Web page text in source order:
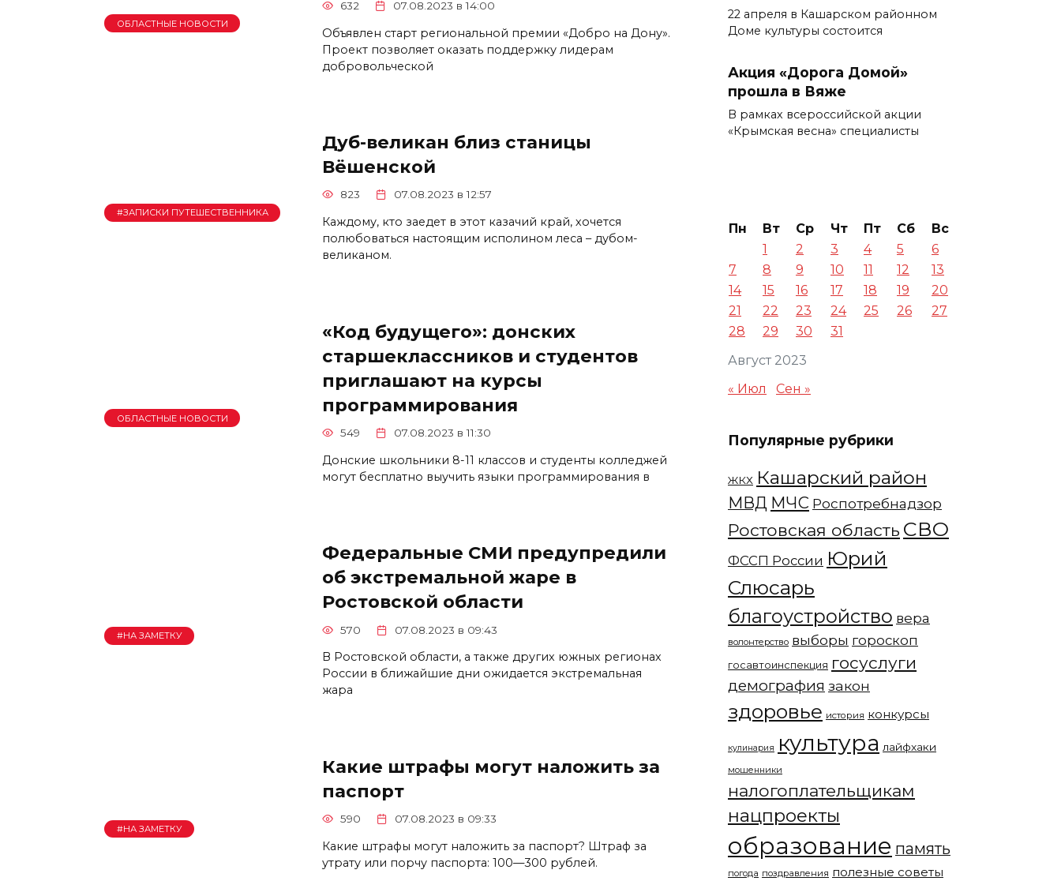
ОБЛАСТНЫЕ НОВОСТИ
632 07.08.2023 в 14:00
Объявлен старт региональной премии «Добро на Дону».
Проект позволяет оказать поддержку лидерам
добровольческой
#ЗАПИСКИ ПУТЕШЕСТВЕННИКА
Дуб-великан близ станицы
Вёшенской
823 07.08.2023 в 12:57
Каждому, кто заедет в этот казачий край, хочется
полюбоваться настоящим исполином леса – дубом-
великаном.
ОБЛАСТНЫЕ НОВОСТИ
«Код будущего»: донских
старшеклассников и студентов
приглашают на курсы
программирования
549 07.08.2023 в 11:30
Донские школьники 8-11 классов и студенты колледжей
могут бесплатно выучить языки программирования в
#НА ЗАМЕТКУ
Федеральные СМИ предупредили
об экстремальной жаре в
Ростовской области
570 07.08.2023 в 09:43
В Ростовской области, а также других южных регионах
России в ближайшие дни ожидается экстремальная
жара
#НА ЗАМЕТКУ
Какие штрафы могут наложить за
паспорт
590 07.08.2023 в 09:33
Какие штрафы могут наложить за паспорт? Штраф за
утрату или порчу паспорта: 100—300 рублей.
22 апреля в Кашарском районном
Доме культуры состоится
Акция «Дорога Домой»
прошла в Вяже
В рамках всероссийской акции
«Крымская весна» специалисты
Август 2023
Пн Вт Ср Чт Пт Сб
Вс
1
2 3 4 5
6
7
8 9 10 11 12
13
14
15 16 17 18 19
20
21
22 23 24 25 26
27
28
29 30 31
« Июл Сен »
Популярные рубрики
ЖКХ Кашарский район
МВД МЧС Роспотребнадзор
Ростовская область СВО
ФССП России Юрий
Слюсарь
благоустройство вера
волонтерство выборы гороскоп
госавтоинспекция госуслуги
демография закон
здоровье история конкурсы
кулинария культура лайфхаки
мошенники
налогоплательщикам
нацпроекты
образование память
погода поздравления полезные советы